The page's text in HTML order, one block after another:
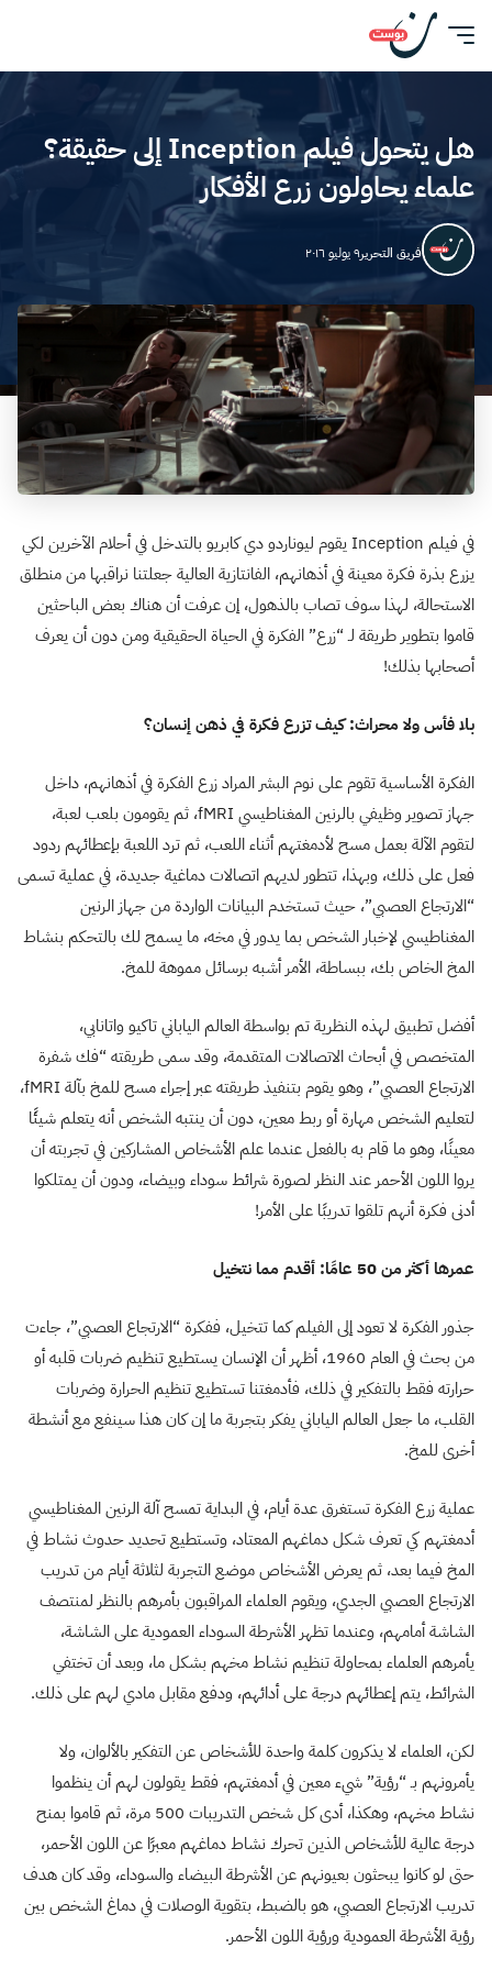
هل يتحول فيلم Inception إلى حقيقة؟
علماء يحاولون زرع الأفكار
فريق التحرير٩ يوليو ٢٠١٦
في فيلم Inception يقوم ليوناردو دي كابريو بالتدخل في أحلام الآخرين لكي
يزرع بذرة فكرة معينة في أذهانهم، الفانتازية العالية جعلتنا نراقبها من منطلق
الاستحالة، لهذا سوف تصاب بالذهول، إن عرفت أن هناك بعض الباحثين
قاموا بتطوير طريقة لـ “زرع” الفكرة في الحياة الحقيقية ومن دون أن يعرف
أصحابها بذلك!
بلا فأس ولا محراث: كيف تزرع فكرة في ذهن إنسان؟
الفكرة الأساسية تقوم على نوم البشر المراد زرع الفكرة في أذهانهم، داخل
جهاز تصوير وظيفي بالرنين المغناطيسي fMRI، ثم يقومون بلعب لعبة،
لتقوم الآلة بعمل مسح لأدمغتهم أثناء اللعب، ثم ترد اللعبة بإعطائهم ردود
فعل على ذلك، وبهذا، تتطور لديهم اتصالات دماغية جديدة، في عملية تسمى
“الارتجاع العصبي”، حيث تستخدم البيانات الواردة من جهاز الرنين
المغناطيسي لإخبار الشخص بما يدور في مخه، ما يسمح لك بالتحكم بنشاط
المخ الخاص بك، ببساطة، الأمر أشبه برسائل مموهة للمخ.
أفضل تطبيق لهذه النظرية تم بواسطة العالم الياباني تاكيو واتانابي،
المتخصص في أبحاث الاتصالات المتقدمة، وقد سمى طريقته “فك شفرة
الارتجاع العصبي”، وهو يقوم بتنفيذ طريقته عبر إجراء مسح للمخ بآلة fMRI،
لتعليم الشخص مهارة أو ربط معين، دون أن ينتبه الشخص أنه يتعلم شيئًا
معينًا، وهو ما قام به بالفعل عندما علم الأشخاص المشاركين في تجربته أن
يروا اللون الأحمر عند النظر لصورة شرائط سوداء وبيضاء، ودون أن يمتلكوا
أدنى فكرة أنهم تلقوا تدريبًا على الأمر!
عمرها أكثر من 50 عامًا: أقدم مما نتخيل
جذور الفكرة لا تعود إلى الفيلم كما تتخيل، ففكرة “الارتجاع العصبي”، جاءت
من بحث في العام 1960، أظهر أن الإنسان يستطيع تنظيم ضربات قلبه أو
حرارته فقط بالتفكير في ذلك، فأدمغتنا تستطيع تنظيم الحرارة وضربات
القلب، ما جعل العالم الياباني يفكر بتجربة ما إن كان هذا سينفع مع أنشطة
أخرى للمخ.
عملية زرع الفكرة تستغرق عدة أيام، في البداية تمسح آلة الرنين المغناطيسي
أدمغتهم كي تعرف شكل دماغهم المعتاد، وتستطيع تحديد حدوث نشاط في
المخ فيما بعد، ثم يعرض الأشخاص موضع التجربة لثلاثة أيام من تدريب
الارتجاع العصبي الجدي، ويقوم العلماء المراقبون بأمرهم بالنظر لمنتصف
الشاشة أمامهم، وعندما تظهر الأشرطة السوداء العمودية على الشاشة،
يأمرهم العلماء بمحاولة تنظيم نشاط مخهم بشكل ما، وبعد أن تختفي
الشرائط، يتم إعطائهم درجة على أدائهم، ودفع مقابل مادي لهم على ذلك.
لكن، العلماء لا يذكرون كلمة واحدة للأشخاص عن التفكير بالألوان، ولا
يأمرونهم بـ “رؤية” شيء معين في أدمغتهم، فقط يقولون لهم أن ينظموا
نشاط مخهم، وهكذا، أدى كل شخص التدريبات 500 مرة، ثم قاموا بمنح
درجة عالية للأشخاص الذين تحرك نشاط دماغهم معبرًا عن اللون الأحمر،
حتى لو كانوا يبحثون بعيونهم عن الأشرطة البيضاء والسوداء، وقد كان هدف
تدريب الارتجاع العصبي، هو بالضبط، بتقوية الوصلات في دماغ الشخص بين
رؤية الأشرطة العمودية ورؤية اللون الأحمر.